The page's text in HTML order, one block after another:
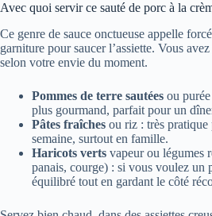
Avec quoi servir ce sauté de porc à la
Ce genre de sauce onctueuse appelle
garniture pour saucer l’assiette. Vous
selon votre envie du moment.
Pommes de terre sautées ou
plus gourmand, parfait pour un
Pâtes fraîches ou riz : très pratique
semaine, surtout en famille.
Haricots verts vapeur ou légumes
panais, courge) : si vous voulez un
équilibré tout en gardant le côté